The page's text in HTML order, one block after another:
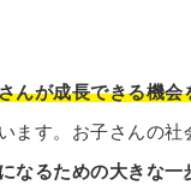
んが成長できる機会
ます。お子さんの
なるための大きな一